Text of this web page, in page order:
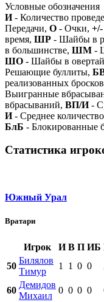
Условные обозначения
И- Количество
Передачи, О - Очки, +/-
время, ШР - Шайбы в
в большинстве, ШМ -
ШО - Шайбы в
Решающие буллиты,
реализованных
Выигранные
вбрасываний, ВП/И-
И- Среднее
БлБ - Блокированные
Статистика
Южный Урал
Вратари
Игрок И В П ИБ
50
Билялов
Тимур
1 1 0 0
60
Демидов
Михаил
0 0 0 0